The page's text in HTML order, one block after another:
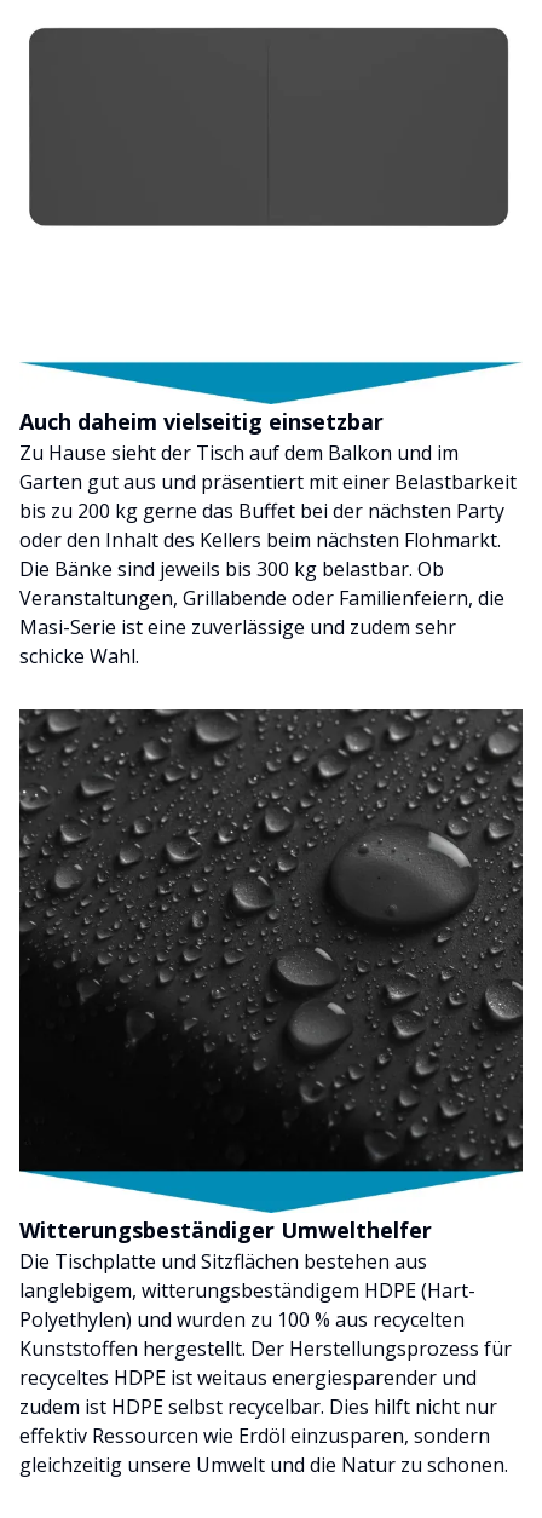
Auch daheim vielseitig einsetzbar
Zu Hause sieht der Tisch auf dem Balkon und im
Garten gut aus und präsentiert mit einer Belastbarkeit
bis zu 200 kg gerne das Buffet bei der nächsten Party
oder den Inhalt des Kellers beim nächsten Flohmarkt.
Die Bänke sind jeweils bis 300 kg belastbar. Ob
Veranstaltungen, Grillabende oder Familienfeiern, die
Masi-Serie ist eine zuverlässige und zudem sehr
schicke Wahl.
Witterungsbeständiger Umwelthelfer
Die Tischplatte und Sitzflächen bestehen aus
langlebigem, witterungsbeständigem HDPE (Hart-
Polyethylen) und wurden zu 100 % aus recycelten
Kunststoffen hergestellt. Der Herstellungsprozess für
recyceltes HDPE ist weitaus energiesparender und
zudem ist HDPE selbst recycelbar. Dies hilft nicht nur
effektiv Ressourcen wie Erdöl einzusparen, sondern
gleichzeitig unsere Umwelt und die Natur zu schonen.